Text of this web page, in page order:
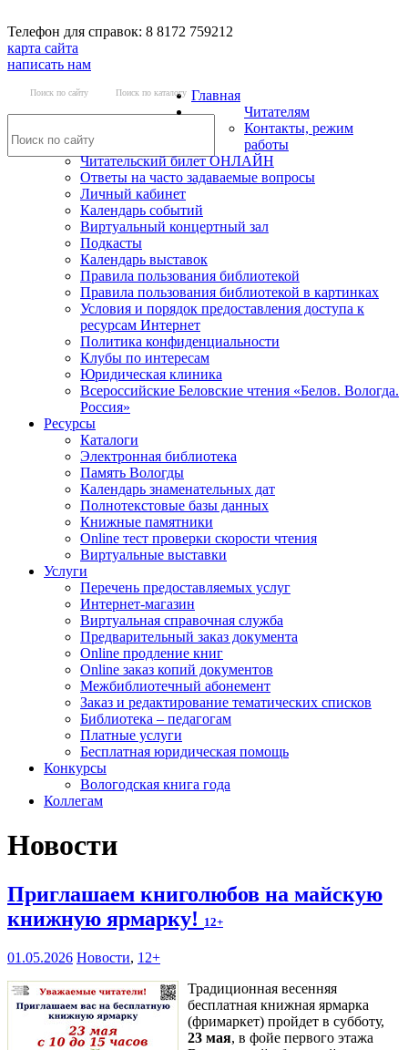
Телефон для справок: 8 8172 759212
карта сайта
написать нам
Поиск по сайту Поиск по каталогу Главная
Читателям
Контакты, режим
работы
Читательский билет ОНЛАЙН
Ответы на часто задаваемые вопросы
Личный кабинет
Календарь событий
Виртуальный концертный зал
Подкасты
Календарь выставок
Правила пользования библиотекой
Правила пользования библиотекой в картинках
Условия и порядок предоставления доступа к
ресурсам Интернет
Политика конфиденциальности
Клубы по интересам
Юридическая клиника
Всероссийские Беловские чтения «Белов. Вологда.
Россия»
Ресурсы
Каталоги
Электронная библиотека
Память Вологды
Календарь знаменательных дат
Полнотекстовые базы данных
Книжные памятники
Online тест проверки скорости чтения
Виртуальные выставки
Услуги
Перечень предоставляемых услуг
Интернет-магазин
Виртуальная справочная служба
Предварительный заказ документа
Online продление книг
Online заказ копий документов
Межбиблиотечный абонемент
Заказ и редактирование тематических списков
Библиотека – педагогам
Платные услуги
Бесплатная юридическая помощь
Конкурсы
Вологодская книга года
Коллегам
Новости
Приглашаем книголюбов на майскую
книжную ярмарку! 12+
01.05.2026 Новости, 12+
Традиционная весенняя
бесплатная книжная ярмарка
(фримаркет) пройдет в субботу,
23 мая, в фойе первого этажа